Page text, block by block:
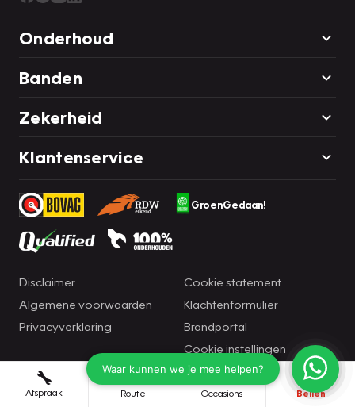
Afspraak Route Occasions Bellen
Onderhoud
Banden
Zekerheid
Klantenservice
GroenGedaan!
Disclaimer
Algemene voorwaarden
Privacyverklaring
Cookie statement
Klachtenformulier
Brandportal
Cookie instellingen